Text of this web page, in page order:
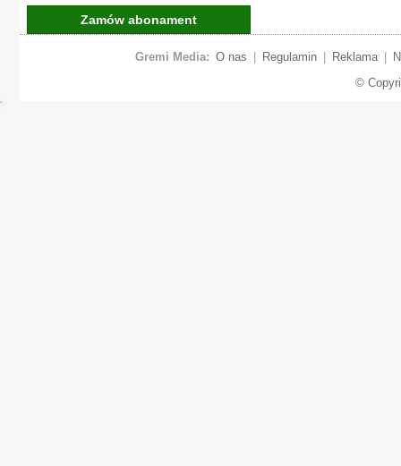
Zamów abonament
Gremi Media: O nas Regulamin Reklama
©